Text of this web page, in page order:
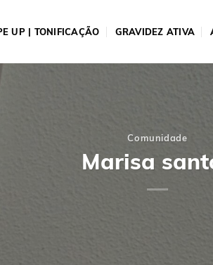
UP | TONIFICAÇÃO GRAVIDEZ ATIVA
Comunidade
Marisa